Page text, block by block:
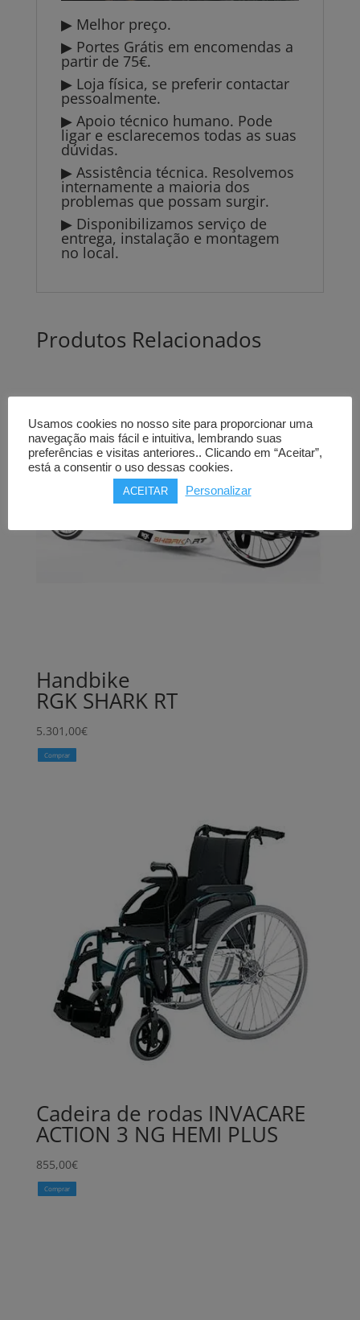
▶ Melhor preço.
▶ Portes Grátis em encomendas a
partir de 75€.
▶ Loja física, se preferir contactar
pessoalmente.
▶ Apoio técnico humano. Pode
ligar e esclarecemos todas as suas
dúvidas.
▶ Assistência técnica. Resolvemos
internamente a maioria dos
problemas que possam surgir.
▶ Disponibilizamos serviço de
entrega, instalação e montagem
no local.
Produtos Relacionados
Handbike
RGK SHARK RT
5.301,00€
Comprar
Cadeira de rodas INVACARE
ACTION 3 NG HEMI PLUS
855,00€
Comprar
Usamos cookies no nosso site para proporcionar uma
navegação mais fácil e intuitiva, lembrando suas
preferências e visitas anteriores.. Clicando em “Aceitar”,
está a consentir o uso dessas cookies.
ACEITAR Personalizar